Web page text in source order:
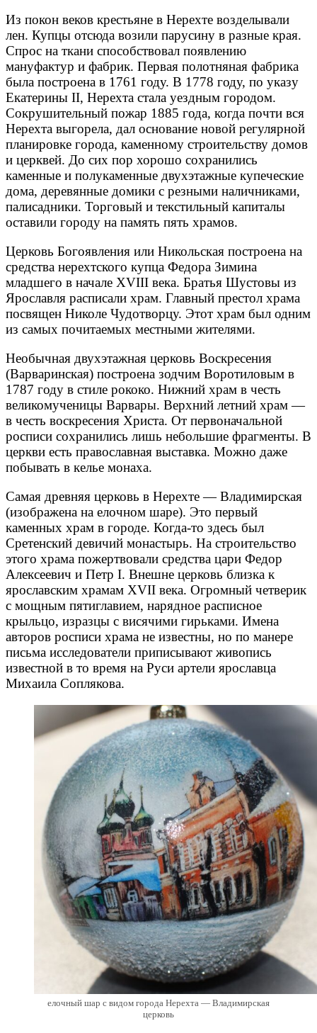
Из покон веков крестьяне в Нерехте возделывали
лен. Купцы отсюда возили парусину в разные края.
Спрос на ткани способствовал появлению
мануфактур и фабрик. Первая полотняная фабрика
была построена в 1761 году. В 1778 году, по указу
Екатерины II, Нерехта стала уездным городом.
Сокрушительный пожар 1885 года, когда почти вся
Нерехта выгорела, дал основание новой регулярной
планировке города, каменному строительству домов
и церквей. До сих пор хорошо сохранились
каменные и полукаменные двухэтажные купеческие
дома, деревянные домики с резными наличниками,
палисадники. Торговый и текстильный капиталы
оставили городу на память пять храмов.
Церковь Богоявления или Никольская построена на
средства нерехтского купца Федора Зимина
младшего в начале XVIII века. Братья Шустовы из
Ярославля расписали храм. Главный престол храма
посвящен Николе Чудотворцу. Этот храм был одним
из самых почитаемых местными жителями.
Необычная двухэтажная церковь Воскресения
(Варваринская) построена зодчим Воротиловым в
1787 году в стиле рококо. Нижний храм в честь
великомученицы Варвары. Верхний летний храм —
в честь воскресения Христа. От первоначальной
росписи сохранились лишь небольшие фрагменты. В
церкви есть православная выставка. Можно даже
побывать в келье монаха.
Самая древняя церковь в Нерехте — Владимирская
(изображена на елочном шаре). Это первый
каменных храм в городе. Когда-то здесь был
Сретенский девичий монастырь. На строительство
этого храма пожертвовали средства цари Федор
Алексеевич и Петр I. Внешне церковь близка к
ярославским храмам XVII века. Огромный четверик
с мощным пятиглавием, нарядное расписное
крыльцо, изразцы с висячими гирьками. Имена
авторов росписи храма не известны, но по манере
письма исследователи приписывают живопись
известной в то время на Руси артели ярославца
Михаила Соплякова.
елочный шар с видом города Нерехта — Владимирская
церковь